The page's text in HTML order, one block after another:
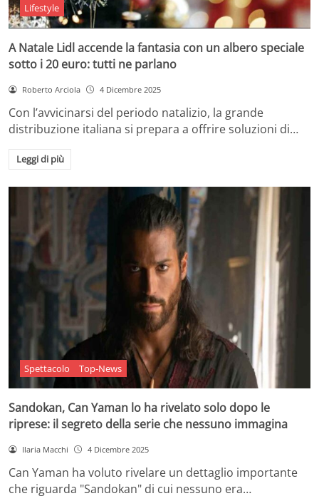
Lifestyle
A Natale Lidl accende la fantasia con un albero speciale
sotto i 20 euro: tutti ne parlano
Roberto Arciola 4 Dicembre 2025
Con l’avvicinarsi del periodo natalizio, la grande
distribuzione italiana si prepara a offrire soluzioni di…
Leggi di più
Spettacolo Top-News
Sandokan, Can Yaman lo ha rivelato solo dopo le
riprese: il segreto della serie che nessuno immagina
Ilaria Macchi 4 Dicembre 2025
Can Yaman ha voluto rivelare un dettaglio importante
che riguarda "Sandokan" di cui nessuno era…